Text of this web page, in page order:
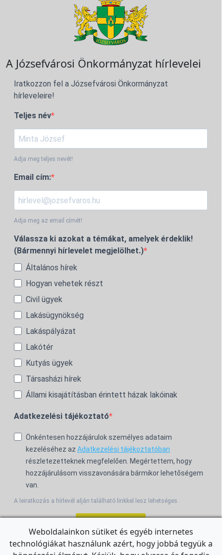
A Józsefvárosi Önkormányzat hírlevelei
Iratkozzon fel a Józsefvárosi Önkormányzat
hírleveleire!
Teljes név
Adja meg teljes nevét!
Email cím:
Adja meg az email címét!
Válassza ki azokat a témákat, amelyek érdeklik!
(Bármennyi hírlevelet megjelölhet.)
Általános hírek
Hogyan vehetek részt
Civil ügyek
Lakásügynökség
Lakáspályázat
Lakótér
Kutyás ügyek
Társasházi hírek
Állami kisajátításban érintett házak lakóinak
Adatkezelési tájékoztató
Önkéntesen hozzájárulok személyes adataim
kezeléséhez az Adatkezelési tájékoztatóban
részletezetteknek megfelelően. Megértettem, hogy
hozzájárulásom visszavonására bármikor lehetőségem
van.
A leiratkozás a hírlevél alján található linkkel lesz lehetséges.
For the English Newsletter, clickHERE.
Weboldalainkon sütiket és egyéb internetes
technológiákat használunk azért, hogy jobbá tegyük a